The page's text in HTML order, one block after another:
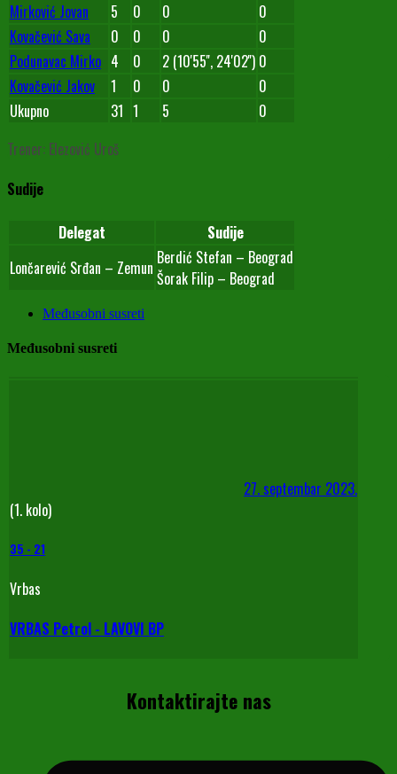
Mirković Jovan
5 0 0
0
Kovačević Sava
0 0 0
0
Podunavac Mirko 4 0 2 (10'55'', 24'02'') 0
Kovačević Jakov
1 0 0
0
Ukupno
31 1 5
0
Trener: Elezović Uroš
Sudije
Delegat
Sudije
Lončarević Srđan – Zemun Berdić Stefan – Beograd
Šorak Filip – Beograd
Međusobni susreti
Međusobni susreti
27. septembar 2023.
(1. kolo)
35 - 21
Vrbas
VRBAS Petrol - LAVOVI BP
Kontaktirajte nas